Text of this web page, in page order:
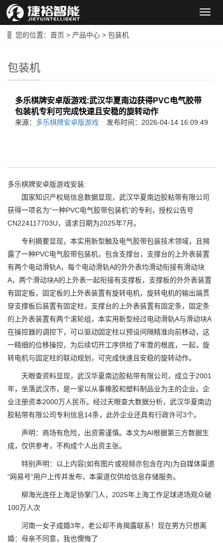
导
您的位置： 首页 > 产品中心 > 包装机
包装机
多乐棋牌安卓版游戏:武汉华夏南边获得PVC电气胶带
包装机专利可完成快速且安稳的旋转动作
来源： 多乐棋牌安卓版游戏 发布时间：2026-04-14 16:09:49
多乐棋牌安卓版游戏安装:
国家知识产权局信息数据显现，武汉华夏南边胶粘带有限公司
获得一项名为“一种PVC电气胶带包装机”的专利，授权公告号
CN224117703U，请求日期为2025年7月。
专利摘要显现，本实用新型触及电气胶带包装技术领域，且揭
露了一种PVC电气胶带包装机，包含支撑台，支撑台的上外表装置
有两个电动滑轨A，每个电动滑轨A的外外表均滑动衔接有滑动块
A，两个滑动块A的上外表一起衔接有支撑板，支撑板的外外表装置
有固定板，固定板的上外表装置有旋转电机，旋转电机的输出端贯
穿支撑板后装置有固定柱，支撑台的上外表装置有固定条，固定条
的上外表装置有两个滚轮组，本实用新型经过电动滑轨A与滑动块A
在操控器的调控下，可以驱动固定柱以预设间隔精准向前移动，这
一精细的位移操控，为后续切开工序供给了牢靠的根底，一起，旋
转电机与固定柱的联动规划，可完成快速且安稳的旋转动作。
天眼查资料显现，武汉华夏南边胶粘带有限公司，成立于2001
年，坐落武汉市，是一家以从事橡胶和塑料制品业为主的企业。企
业注册资本2000万人民币。经过天眼查大数据分析，武汉华夏南边
胶粘带有限公司专利信息14条，此外企业还具有行政许可3个。
声明：商场有危险，出资需谨慎。本文为AI根据第三方数据生
成，仅供参考，不构成个人出资主张。
特别声明：以上内容(如有图片或视频亦包含在内)为自媒体渠道
“网易号”用户上传并发布，本渠道仅供给信息存储服务。
柳海光连任上海足协掌门人，2025年上海工作足球进场观众破
100万人次
河南一女子成婚3年，老公却不肯揭露联系！现在男方只想离
婚：母亲不同意，我也懊悔了